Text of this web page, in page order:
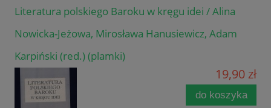
Literatura polskiego Baroku w kręgu idei / Alina
Nowicka-Jeżowa, Mirosława Hanusiewicz, Adam
Karpiński (red.) (plamki)
19,90 zł
do koszyka